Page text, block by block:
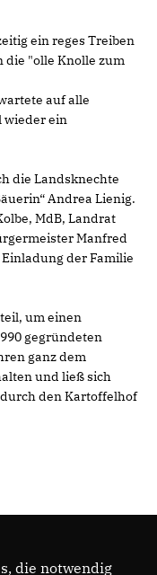
ein reges Treiben
die "olle Knolle zum
auf alle
wieder ein
die Landsknechte
Andrea Lienig.
MdB, Landrat
Manfred
der Familie
um einen
gegründeten
ganz dem
und ließ sich
den Kartoffelhof
die notwendig